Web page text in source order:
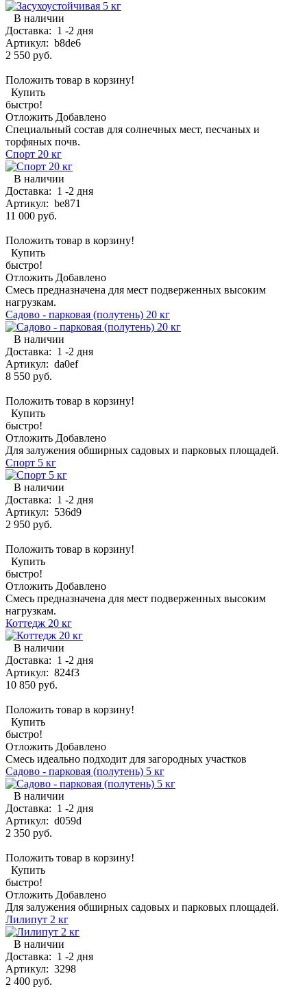
В наличии
Доставка: 1 -2 дня
Артикул: b8de6
2 550 руб.
Положить товар в корзину!
Купить
быстро!
Отложить Добавлено
Специальный состав для солнечных мест, песчаных и
торфяных почв.
Спорт 20 кг
В наличии
Доставка: 1 -2 дня
Артикул: be871
11 000 руб.
Положить товар в корзину!
Купить
быстро!
Отложить Добавлено
Смесь предназначена для мест подверженных высоким
нагрузкам.
Садово - парковая (полутень) 20 кг
В наличии
Доставка: 1 -2 дня
Артикул: da0ef
8 550 руб.
Положить товар в корзину!
Купить
быстро!
Отложить Добавлено
Для залужения обширных садовых и парковых площадей.
Спорт 5 кг
В наличии
Доставка: 1 -2 дня
Артикул: 536d9
2 950 руб.
Положить товар в корзину!
Купить
быстро!
Отложить Добавлено
Смесь предназначена для мест подверженных высоким
нагрузкам.
Коттедж 20 кг
В наличии
Доставка: 1 -2 дня
Артикул: 824f3
10 850 руб.
Положить товар в корзину!
Купить
быстро!
Отложить Добавлено
Смесь идеально подходит для загородных участков
Садово - парковая (полутень) 5 кг
В наличии
Доставка: 1 -2 дня
Артикул: d059d
2 350 руб.
Положить товар в корзину!
Купить
быстро!
Отложить Добавлено
Для залужения обширных садовых и парковых площадей.
Лилипут 2 кг
В наличии
Доставка: 1 -2 дня
Артикул: 3298
2 400 руб.